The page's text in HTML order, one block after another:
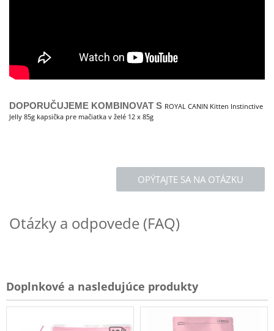
DOPORUČUJEME KOMBINOVAT S ROYAL CANIN Kitten Instinctive
Jelly 85g kapsička pre mačiatka v želé 12 x 85g
OPÝTAJTE SA NA OTÁZKU
Otázky a odpovede (FAQ)
Doplnkové a nasledujúce produkty